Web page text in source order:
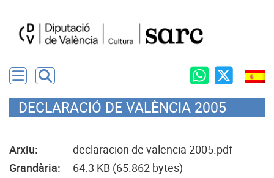
DECLARACIÓ DE VALÈNCIA 2005
Arxiu:
declaracion de valencia 2005.pdf
Grandària:
64.3 KB (65.862 bytes)